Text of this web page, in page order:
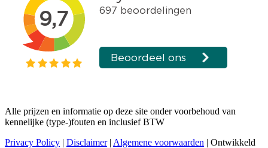
Alle prijzen en informatie op deze site onder voorbehoud van
kennelijke (type-)fouten en inclusief BTW
Privacy Policy | Disclaimer| Algemene voorwaarden | Ontwikkeld